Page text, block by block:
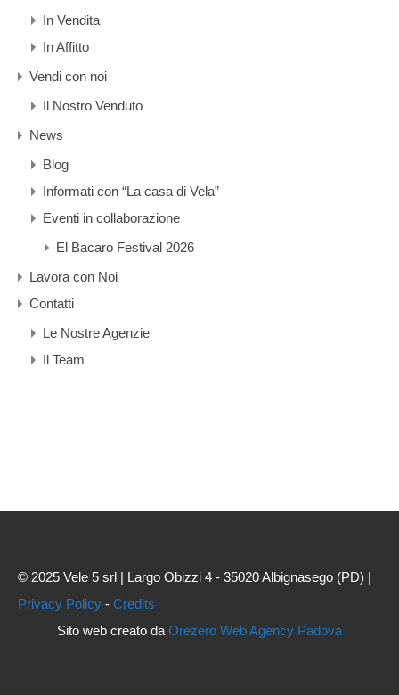
In Vendita
In Affitto
Vendi con noi
Il Nostro Venduto
News
Blog
Informati con “La casa di Vela”
Eventi in collaborazione
El Bacaro Festival 2026
Lavora con Noi
Contatti
Le Nostre Agenzie
Il Team
© 2025 Vele 5 srl | Largo Obizzi 4 - 35020 Albignasego (PD) |
Privacy Policy - Credits
Sito web creato da Orezero Web Agency Padova